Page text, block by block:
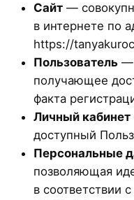
Сайт —
в интернете по
https://
Пользователь —
получающее
факта
Личный кабинет
доступный
Персональные
позволяющая
в соответствии